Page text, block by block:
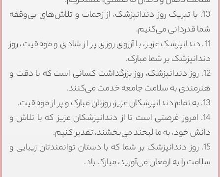
10. با تبریک روز دندانپزشک، از زحمات و تلاش‌های بی‌وقفه
شما قدردانی می‌کنیم.
11. دندانپزشک عزیز، با آرزوی روزی پر از شادی و موفقیت، روز
دندانپزشک بر شما مبارک.
12. روز دندانپزشک، روز بزرگداشت کسانی است که با دقت و
هنرمندی به سلامت جامعه خدمت می‌کنند.
13. به تمام دندانپزشکان عزیز، روزتان مبارک و پر از موفقیت.
14. امروز فرصتی است تا از دندانپزشکان عزیز که با تلاش و
دانش خود، به ما لبخند می‌بخشند، تقدیر کنیم.
15. روز دندانپزشک بر شما که با دستان توانمندتان زیبایی و
سلامت را به ارمغان می‌آورید، مبارک باد.